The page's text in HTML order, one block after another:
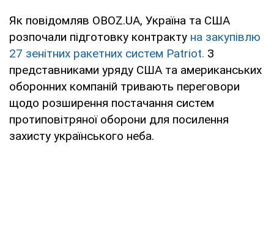
Як повідомляв OBOZ.UA, Україна та США
розпочали підготовку контракту на закупівлю
27 зенітних ракетних систем Patriot. З
представниками уряду США та американських
оборонних компаній тривають переговори
щодо розширення постачання систем
протиповітряної оборони для посилення
захисту українського неба.